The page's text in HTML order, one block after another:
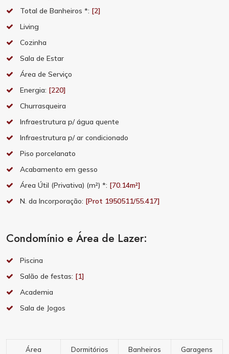
Total de Banheiros *: [2]
Living
Cozinha
Sala de Estar
Área de Serviço
Energia: [220]
Churrasqueira
Infraestrutura p/ água quente
Infraestrutura p/ ar condicionado
Piso porcelanato
Acabamento em gesso
Área Útil (Privativa) (m²) *: [70.14m²]
N. da Incorporação: [Prot 1950511/55.417]
Condomínio e Área de Lazer:
Piscina
Salão de festas: [1]
Academia
Sala de Jogos
Área Dormitórios Banheiros Garagens